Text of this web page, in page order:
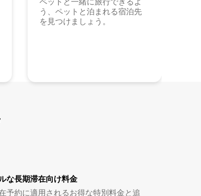
う、ペットと泊まれる宿泊先
を見つけましょう。
な長期滞在向け料金
予約に適用されるお得な特別料金と追